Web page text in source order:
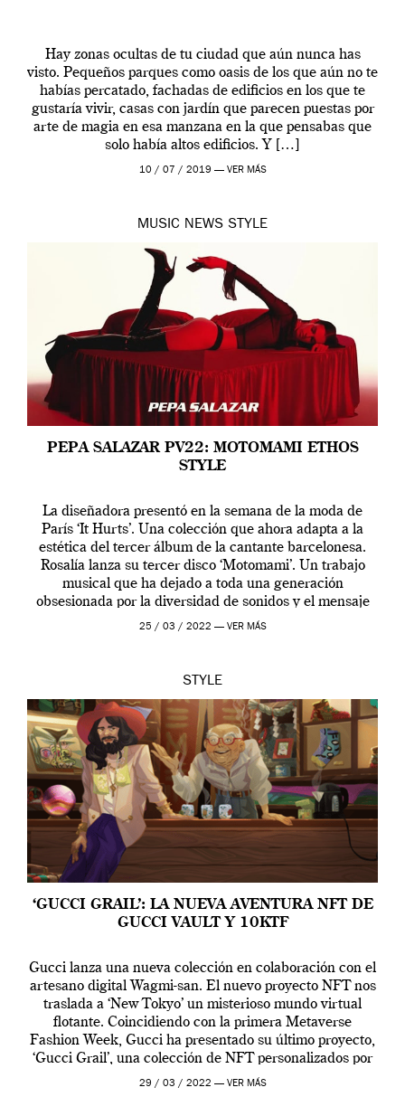
Hay zonas ocultas de tu ciudad que aún nunca has
visto. Pequeños parques como oasis de los que aún no te
habías percatado, fachadas de edificios en los que te
gustaría vivir, casas con jardín que parecen puestas por
arte de magia en esa manzana en la que pensabas que
solo había altos edificios. Y […]
10 / 07 / 2019 — VER MÁS
MUSIC NEWS STYLE
PEPA SALAZAR PV22: MOTOMAMI ETHOS
STYLE
La diseñadora presentó en la semana de la moda de
París ‘It Hurts’. Una colección que ahora adapta a la
estética del tercer álbum de la cantante barcelonesa.
Rosalía lanza su tercer disco ‘Motomami’. Un trabajo
musical que ha dejado a toda una generación
obsesionada por la diversidad de sonidos y el mensaje
profundo que […]
25 / 03 / 2022 — VER MÁS
STYLE
‘GUCCI GRAIL’: LA NUEVA AVENTURA NFT DE
GUCCI VAULT Y 10KTF
Gucci lanza una nueva colección en colaboración con el
artesano digital Wagmi-san. El nuevo proyecto NFT nos
traslada a ‘New Tokyo’ un misterioso mundo virtual
flotante. Coincidiendo con la primera Metaverse
Fashion Week, Gucci ha presentado su último proyecto,
‘Gucci Grail’, una colección de NFT personalizados por
Alessandro Michele, director creativo de la casa italiana
29 / 03 / 2022 — VER MÁS